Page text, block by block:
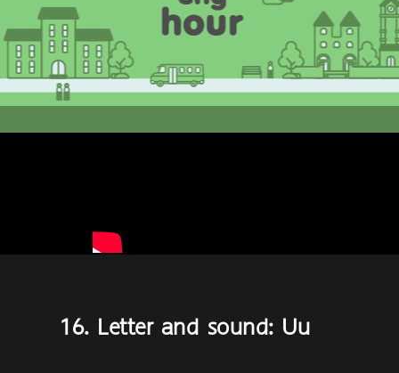
16. Letter and sound: Uu